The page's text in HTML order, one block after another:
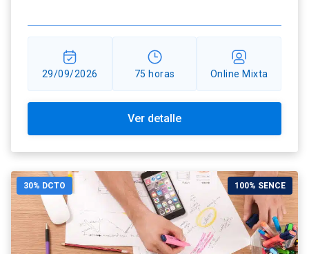
29/09/2026 75 horas Online Mixta
Ver detalle
30% DCTO 100% SENCE